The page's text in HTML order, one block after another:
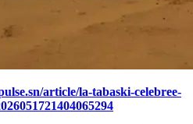
article/la-tabaski-celebree-